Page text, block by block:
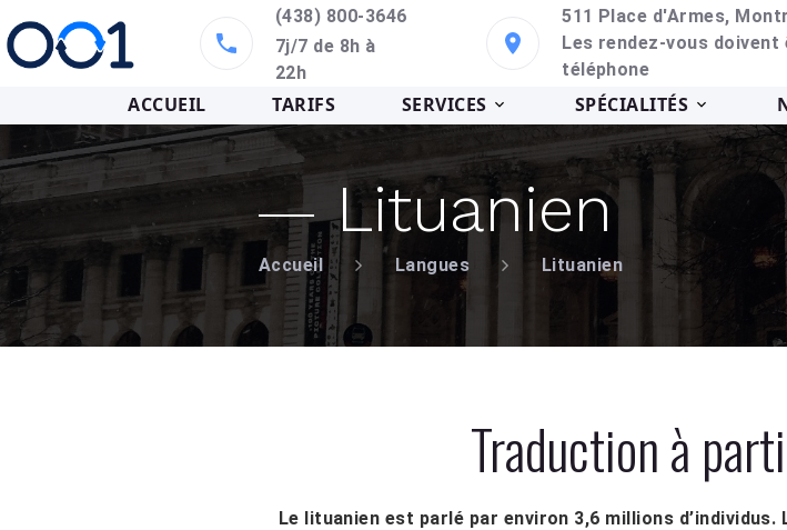
(438) 800-3646
7j/7 de 8h à
22h
511 Place d'Armes,
Les rendez-vous
téléphone
ACCUEIL TARIFS SERVICES SPÉCIALITÉS
Lituanien
Accueil Langues Lituanien
Traduction à
Le lituanien est parlé par environ 3,6 millions